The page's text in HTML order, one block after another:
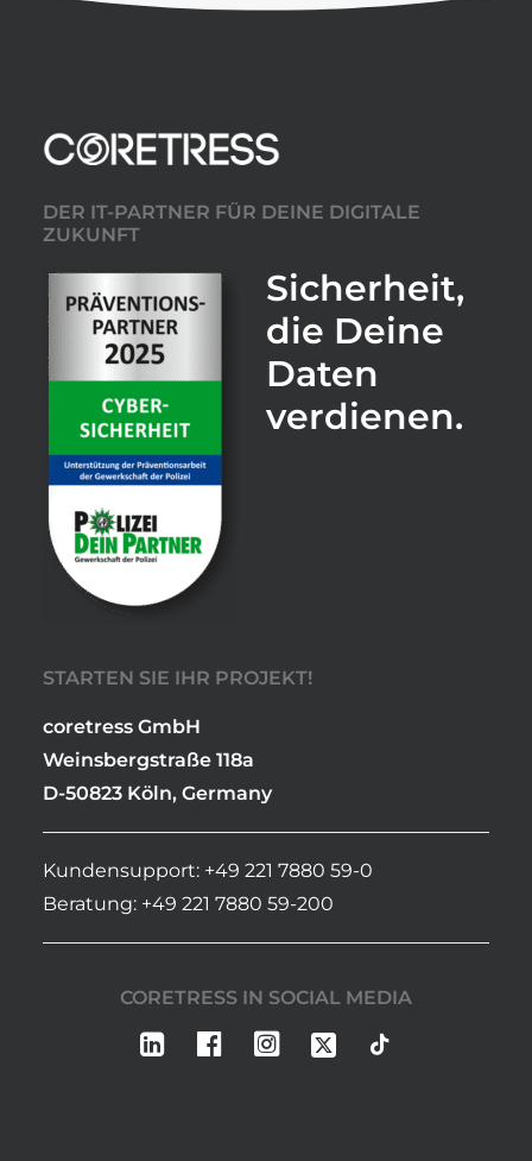
DER IT-PARTNER FÜR DEINE DIGITALE
ZUKUNFT
Sicherheit,
die Deine
Daten
verdienen.
STARTEN SIE IHR PROJEKT!
coretress GmbH
Weinsbergstraße 118a
D-50823 Köln, Germany
Kundensupport: +49 221 7880 59-0
Beratung: +49 221 7880 59-200
CORETRESS IN SOCIAL MEDIA